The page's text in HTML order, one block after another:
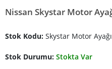
Nissan Skystar Motor
Stok Kodu: Skystar Motor
Stok Durumu: Stokta Var